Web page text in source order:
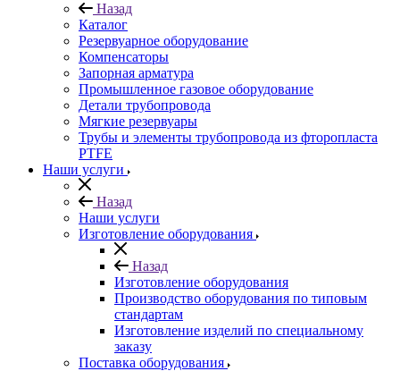
Назад
Каталог
Резервуарное оборудование
Компенсаторы
Запорная арматура
Промышленное газовое оборудование
Детали трубопровода
Мягкие резервуары
Трубы и элементы трубопровода из фторопласта
PTFE
Наши услуги
Назад
Наши услуги
Изготовление оборудования
Назад
Изготовление оборудования
Производство оборудования по типовым
стандартам
Изготовление изделий по специальному
заказу
Поставка оборудования